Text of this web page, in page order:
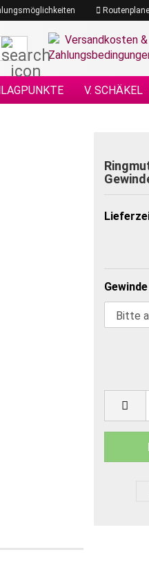
Suche...
V. SCHÄKEL